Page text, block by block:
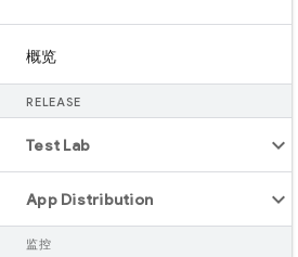
概览
RELEASE
Test Lab
App Distribution
监控